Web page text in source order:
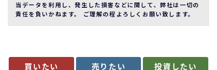
当データを利用し、発生した損害などに関して、弊社は一切の
責任を負いかねます。 ご理解の程よろしくお願い致します。
買いたい 売りたい 投資したい